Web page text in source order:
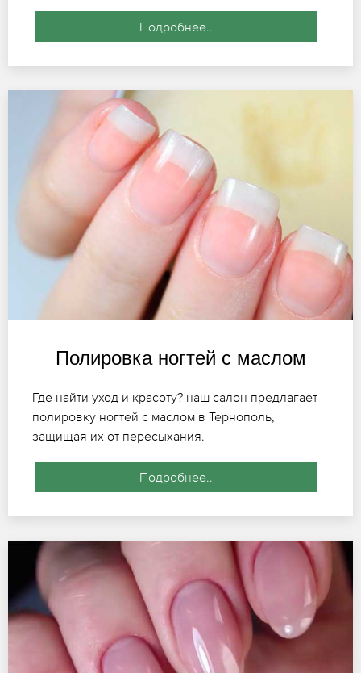
Подробнее..
Полировка ногтей с маслом
Где найти уход и красоту? наш салон предлагает
полировку ногтей с маслом в Тернополь,
защищая их от пересыхания.
Подробнее..